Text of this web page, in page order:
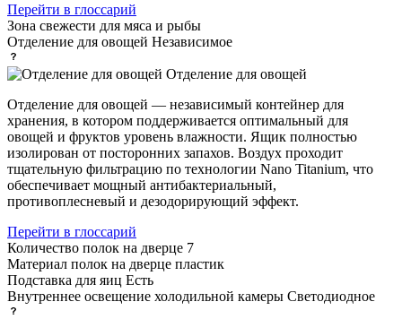
Перейти в глоссарий
Зона свежести для мяса и рыбы
Отделение для овощей Независимое
Отделение для овощей
Отделение для овощей — независимый контейнер для
хранения, в котором поддерживается оптимальный для
овощей и фруктов уровень влажности. Ящик полностью
изолирован от посторонних запахов. Воздух проходит
тщательную фильтрацию по технологии Nano Titanium, что
обеспечивает мощный антибактериальный,
противоплесневый и дезодорирующий эффект.
Перейти в глоссарий
Количество полок на дверце 7
Материал полок на дверце пластик
Подставка для яиц Есть
Внутреннее освещение холодильной камеры Светодиодное